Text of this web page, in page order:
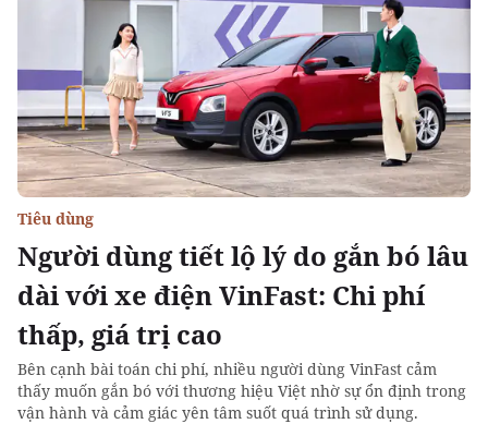
Người dùng tiết lộ lý do gắn bó lâu
dài với xe điện VinFast: Chi phí
thấp, giá trị cao
Tiêu dùng
Bên cạnh bài toán chi phí, nhiều người dùng VinFast cảm
thấy muốn gắn bó với thương hiệu Việt nhờ sự ổn định trong
vận hành và cảm giác yên tâm suốt quá trình sử dụng.